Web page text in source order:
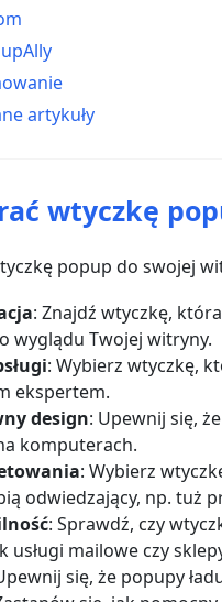
artykuły
wtyczkę
popup do swojej
: Znajdź wtyczkę,
wyglądu Twojej witryny.
: Wybierz wtyczkę,
ekspertem.
design: Upewnij się,
komputerach.
: Wybierz
odwiedzający, np. tuż
: Sprawdź, czy
usługi mailowe czy
się, że popupy